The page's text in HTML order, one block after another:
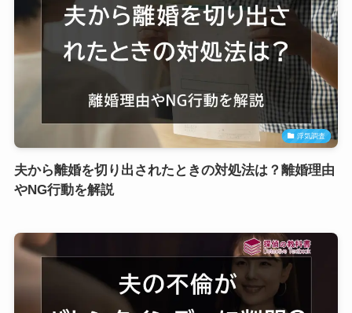
浮気調査
夫から離婚を切り出されたときの対処法は？離婚理由
やNG行動を解説